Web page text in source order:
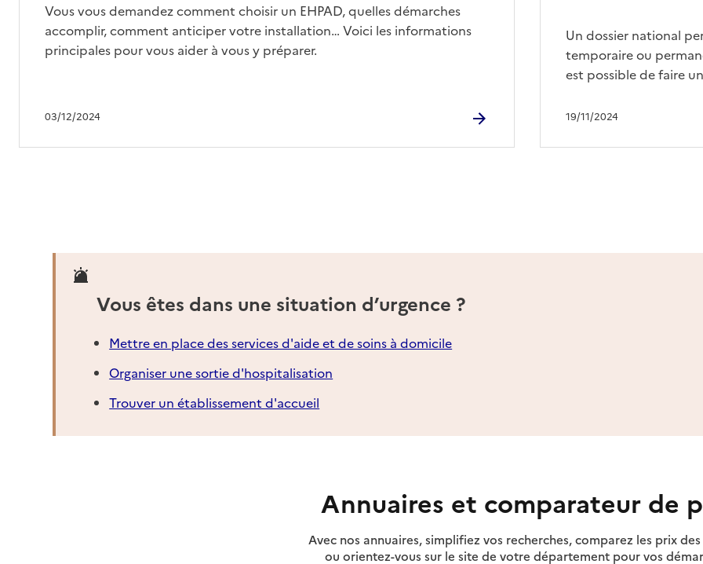
03/12/2024
Vous vous demandez comment choisir un EHPAD, quelles démarches
accomplir, comment anticiper votre installation… Voici les informations
principales pour vous aider à vous y préparer.
19/11/2024
Un dossier national
temporaire ou
est possible de faire
Vous êtes dans une situation d’urgence ?
Mettre en place des services d'aide et de soins à domicile
Organiser une sortie d'hospitalisation
Trouver un établissement d'accueil
Annuaires et comparateur de
Avec nos annuaires, simplifiez vos recherches, comparez les prix des
ou orientez-vous sur le site de votre département pour vos